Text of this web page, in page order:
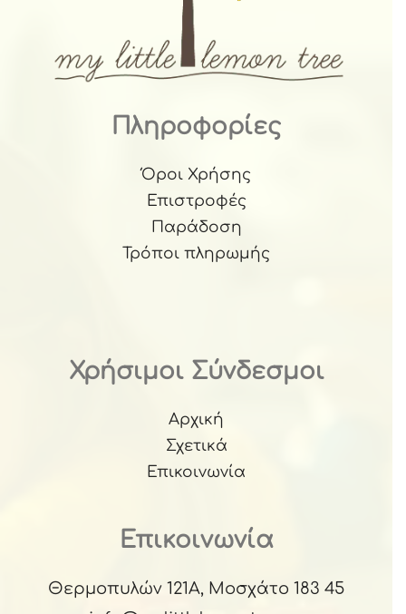
Πληροφορίες
Όροι Χρήσης
Επιστροφές
Παράδοση
Τρόποι πληρωμής
Χρήσιμοι Σύνδεσμοι
Αρχική
Σχετικά
Επικοινωνία
Επικοινωνία
Θερμοπυλών 121Α, Μοσχάτο 183 45